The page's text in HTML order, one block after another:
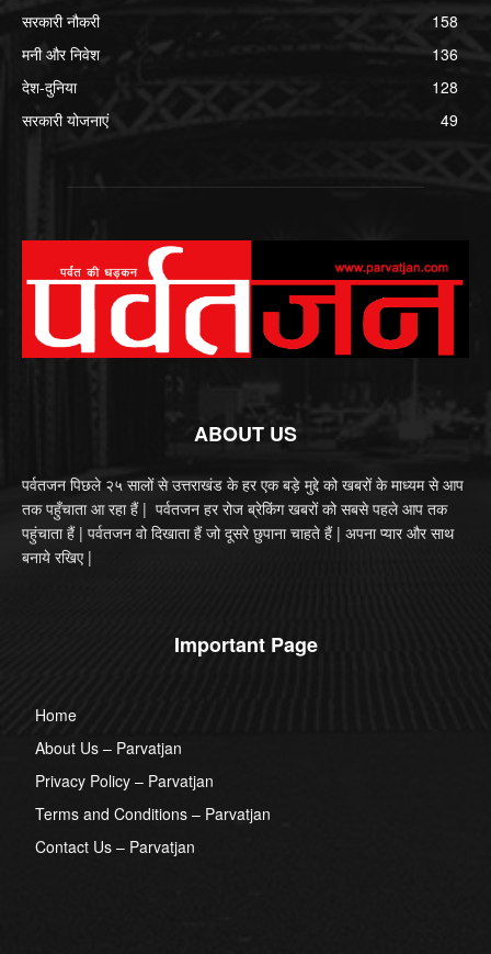
सरकारी नौकरी
158
मनी और निवेश
136
देश-दुनिया
128
सरकारी योजनाएं
49
ABOUT US
पर्वतजन पिछले २५ सालों से उत्तराखंड के हर एक बड़े मुद्दे को खबरों के माध्यम से आप
तक पहुँचाता आ रहा हैं | पर्वतजन हर रोज ब्रेकिंग खबरों को सबसे पहले आप तक
पहुंचाता हैं | पर्वतजन वो दिखाता हैं जो दूसरे छुपाना चाहते हैं | अपना प्यार और साथ
बनाये रखिए |
Important Page
Home
About Us – Parvatjan
Privacy Policy – Parvatjan
Terms and Conditions – Parvatjan
Contact Us – Parvatjan